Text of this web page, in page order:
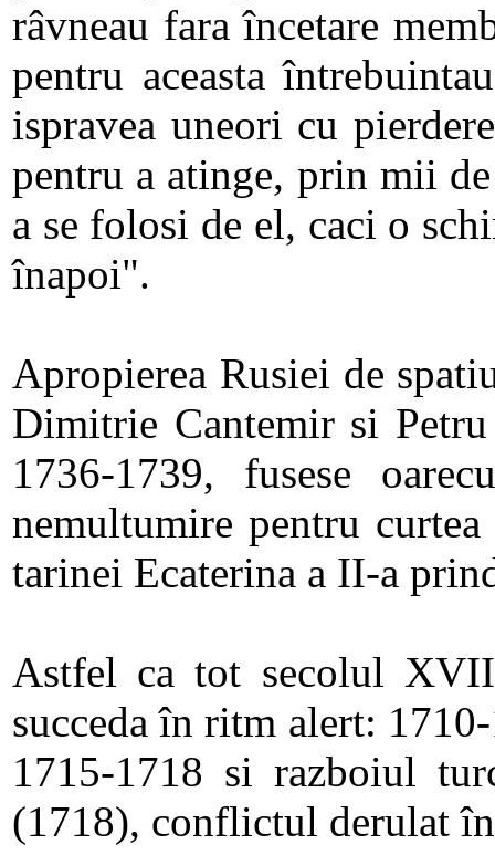
râvneau fara încetare
pentru aceasta
ispravea uneori cu
pentru a atinge, prin mii
a se folosi de el, caci o
înapoi".
Apropierea Rusiei de
Dimitrie Cantemir si
1736-1739, fusese
nemultumire pentru
tarinei Ecaterina a II-a
Astfel ca tot secolul
succeda în ritm alert:
1715-1718 si razboiul
(1718), conflictul derulat